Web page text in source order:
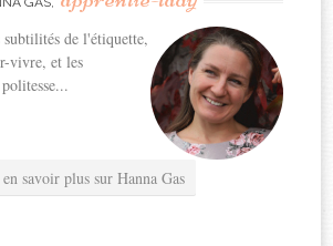
subtilités de l'étiquette,
vivre, et les
savoir plus sur Hanna Gas